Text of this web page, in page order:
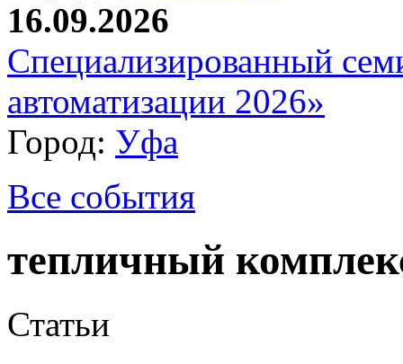
16.09.2026
Специализированный
автоматизации 2026»
Город: Уфа
Все события
тепличный
Статьи